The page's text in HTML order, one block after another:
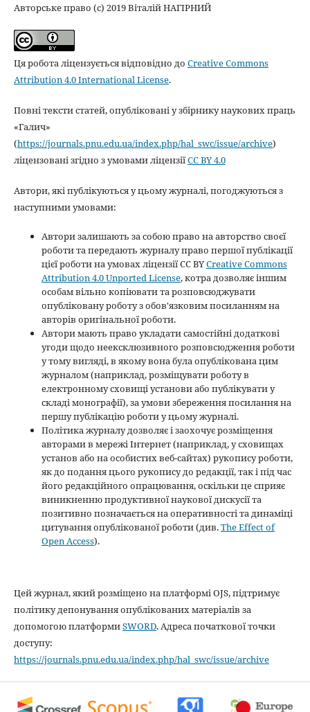
Авторське право (c) 2019 Віталій НАГІРНИЙ
Ця робота ліцензується відповідно до Creative Commons
Attribution 4.0 International License.
Повні тексти статей, опубліковані у збірнику наукових праць
«Галич»
(https://journals.pnu.edu.ua/index.php/hal_swc/issue/archive)
ліцензовані згідно з умовами ліцензіїCC BY 4.0
Автори, які публікуються у цьому журналі, погоджуються з
наступними умовами:
Автори залишають за собою право на авторство своєї
роботи та передають журналу право першої публікації
цієї роботи на умовах ліцензії CC BYCreative Commons
Attribution 4.0 Unported License, котра дозволяє іншим
особам вільно копіювати та розповсюджувати
опубліковану роботу з обов'язковим посиланням на
авторів оригінальної роботи.
Автори мають право укладати самостійні додаткові
угоди щодо неексклюзивного розповсюдження роботи
у тому вигляді, в якому вона була опублікована цим
журналом (наприклад, розміщувати роботу в
електронному сховищі установи або публікувати у
складі монографії), за умови збереження посилання на
першу публікацію роботи у цьому журналі.
Політика журналу дозволяє і заохочує розміщення
авторами в мережі Інтернет (наприклад, у сховищах
установ або на особистих веб-сайтах) рукопису роботи,
як до подання цього рукопису до редакції, так і під час
його редакційного опрацювання, оскільки це сприяє
виникненню продуктивної наукової дискусії та
позитивно позначається на оперативності та динаміці
цитування опублікованої роботи (див.The Effect of
Open Access).
Цей журнал, який розміщено на платформі OJS, підтримує
політику депонування опублікованих матеріалів за
допомогою платформиSWORD. Адреса початкової точки
доступу:
https://journals.pnu.edu.ua/index.php/hal_swc/issue/archive